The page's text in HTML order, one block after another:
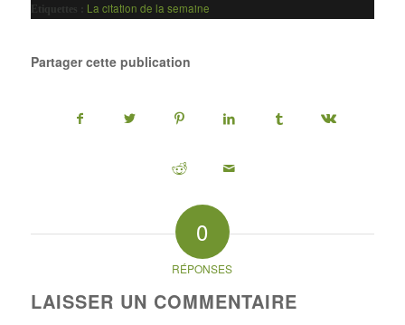
Etiquettes : La citation de la semaine
Partager cette publication
0
RÉPONSES
LAISSER UN COMMENTAIRE